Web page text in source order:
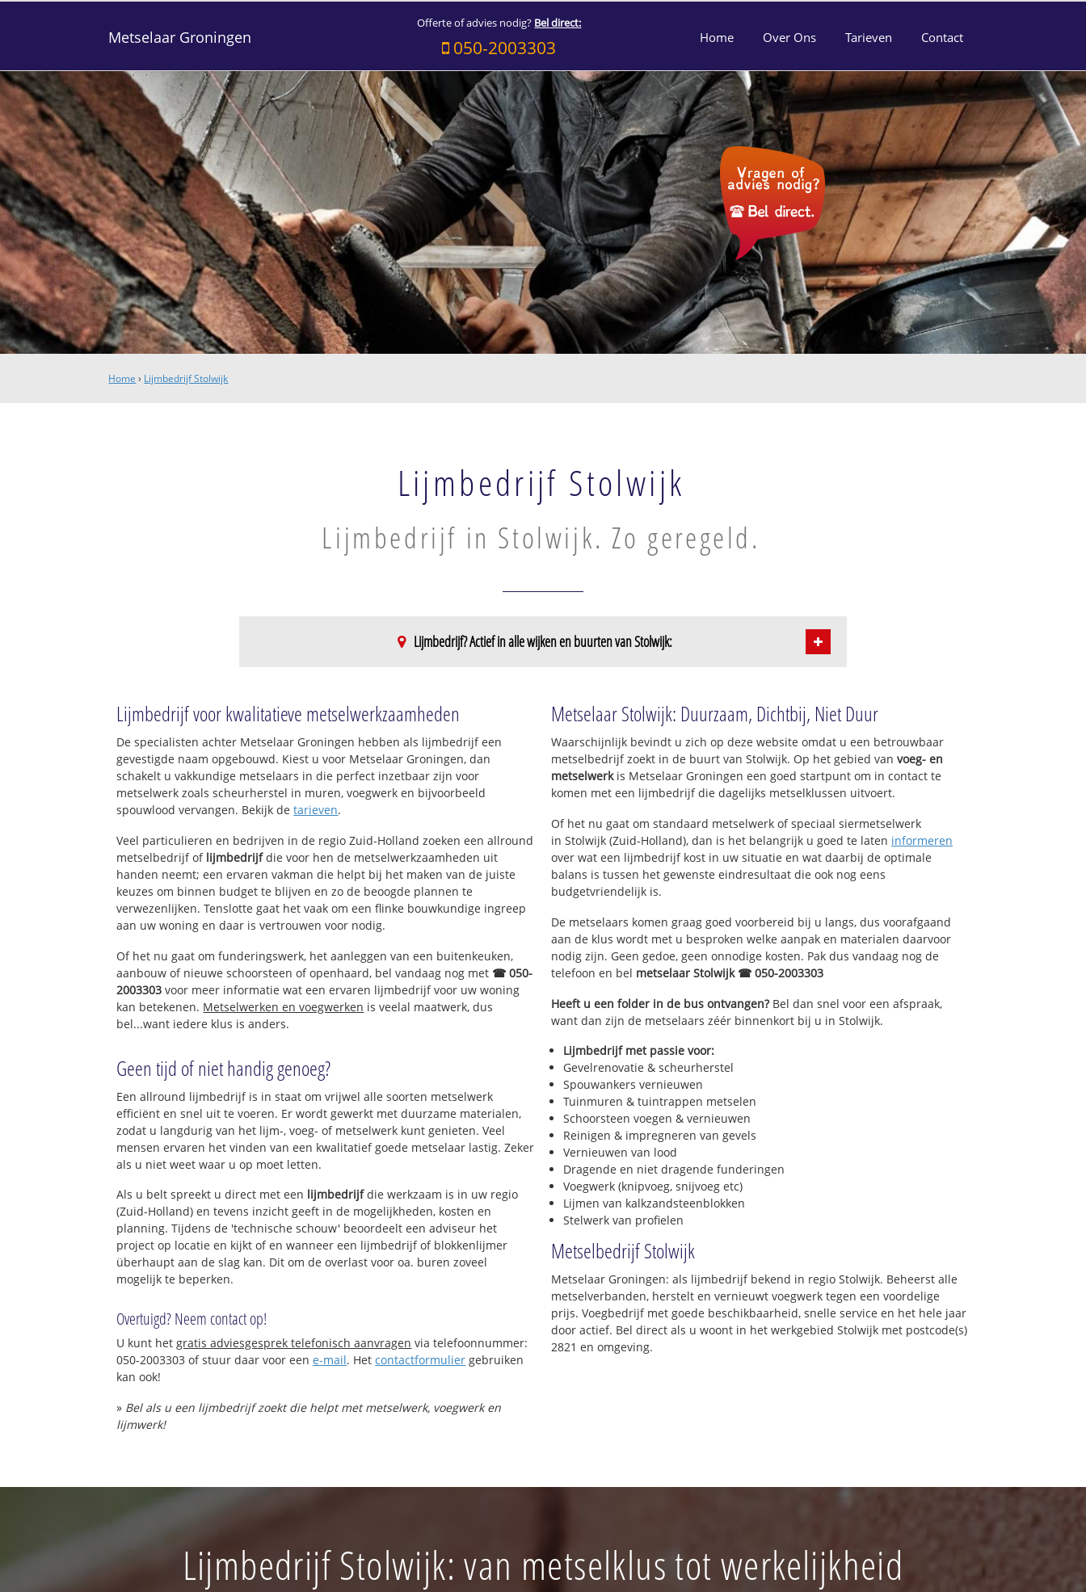
Metselaar Groningen
Offerte of advies nodig? Bel direct:
050-2003303 Home Over Ons Tarieven Contact
Home › Lijmbedrijf Stolwijk
Lijmbedrijf Stolwijk
Lijmbedrijf in Stolwijk. Zo geregeld.
Lijmbedrijf? Actief in alle wijken en buurten van Stolwijk:
Bovenkerk
Benedenkerk
Benedenheul
Goudseweg
Het Beijersche
Koolwijk
Schoonouwen
Bilwijk
Lijmbedrijf voor kwalitatieve metselwerkzaamheden
De specialisten achter Metselaar Groningen hebben als lijmbedrijf een
gevestigde naam opgebouwd. Kiest u voor Metselaar Groningen, dan
schakelt u vakkundige metselaars in die perfect inzetbaar zijn voor
metselwerk zoals scheurherstel in muren, voegwerk en bijvoorbeeld
spouwlood vervangen. Bekijk detarieven.
Veel particulieren en bedrijven in de regio Zuid-Holland zoeken een allround
metselbedrijf of lijmbedrijfdie voor hen de metselwerkzaamheden uit
handen neemt; een ervaren vakman die helpt bij het maken van de juiste
keuzes om binnen budget te blijven en zo de beoogde plannen te
verwezenlijken. Tenslotte gaat het vaak om een flinke bouwkundige ingreep
aan uw woning en daar is vertrouwen voor nodig.
Of het nu gaat om funderingswerk, het aanleggen van een buitenkeuken,
aanbouw of nieuwe schoorsteen of openhaard, bel vandaag nog met ☎ 050-
2003303 voor meer informatie wat een ervaren lijmbedrijf voor uw woning
kan betekenen. Metselwerken en voegwerken is veelal maatwerk, dus
bel...want iedere klus is anders.
Geen tijd of niet handig genoeg?
Een allround lijmbedrijf is in staat om vrijwel alle soorten metselwerk
efficiënt en snel uit te voeren. Er wordt gewerkt met duurzame materialen,
zodat u langdurig van het lijm-, voeg- of metselwerk kunt genieten. Veel
mensen ervaren het vinden van een kwalitatief goede metselaar lastig. Zeker
als u niet weet waar u op moet letten.
Als u belt spreekt u direct met een lijmbedrijfdie werkzaam is in uw regio
(Zuid-Holland) en tevens inzicht geeft in de mogelijkheden, kosten en
planning. Tijdens de 'technische schouw' beoordeelt een adviseur het
project op locatie en kijkt of en wanneer een lijmbedrijf of blokkenlijmer
überhaupt aan de slag kan. Dit om de overlast voor oa. buren zoveel
mogelijk te beperken.
Overtuigd? Neem contact op!
U kunt hetgratis adviesgesprek telefonisch aanvragen via telefoonnummer:
050-2003303 of stuur daar voor eene-mail. Hetcontactformulier gebruiken
kan ook!
» Bel als u een lijmbedrijf zoekt die helpt met metselwerk, voegwerk en
lijmwerk!
Metselaar Stolwijk: Duurzaam, Dichtbij, Niet Duur
Waarschijnlijk bevindt u zich op deze website omdat u een betrouwbaar
metselbedrijf zoekt in de buurt van Stolwijk. Op het gebied van voeg- en
metselwerkis Metselaar Groningen een goed startpunt om in contact te
komen met een lijmbedrijf die dagelijks metselklussen uitvoert.
Of het nu gaat om standaard metselwerk of speciaal siermetselwerk
in Stolwijk (Zuid-Holland), dan is het belangrijk u goed te laten informeren
over wat een lijmbedrijf kost in uw situatie en wat daarbij de optimale
balans is tussen het gewenste eindresultaat die ook nog eens
budgetvriendelijk is.
De metselaars komen graag goed voorbereid bij u langs, dus voorafgaand
aan de klus wordt met u besproken welke aanpak en materialen daarvoor
nodig zijn. Geen gedoe, geen onnodige kosten. Pak dus vandaag nog de
telefoon en bel metselaar Stolwijk ☎ 050-2003303
Heeft u een folder in de bus ontvangen?Bel dan snel voor een afspraak,
want dan zijn de metselaars zéér binnenkort bij u in Stolwijk.
Lijmbedrijf met passie voor:
Gevelrenovatie & scheurherstel
Spouwankers vernieuwen
Tuinmuren & tuintrappen metselen
Schoorsteen voegen & vernieuwen
Reinigen & impregneren van gevels
Vernieuwen van lood
Dragende en niet dragende funderingen
Voegwerk (knipvoeg, snijvoeg etc)
Lijmen van kalkzandsteenblokken
Stelwerk van profielen
Metselbedrijf Stolwijk
Metselaar Groningen: als lijmbedrijf bekend in regio Stolwijk. Beheerst alle
metselverbanden, herstelt en vernieuwt voegwerk tegen een voordelige
prijs. Voegbedrijf met goede beschikbaarheid, snelle service en het hele jaar
door actief. Bel direct als u woont in het werkgebied Stolwijk met postcode(s)
2821 en omgeving.
Lijmbedrijf Stolwijk: van metselklus tot werkelijkheid